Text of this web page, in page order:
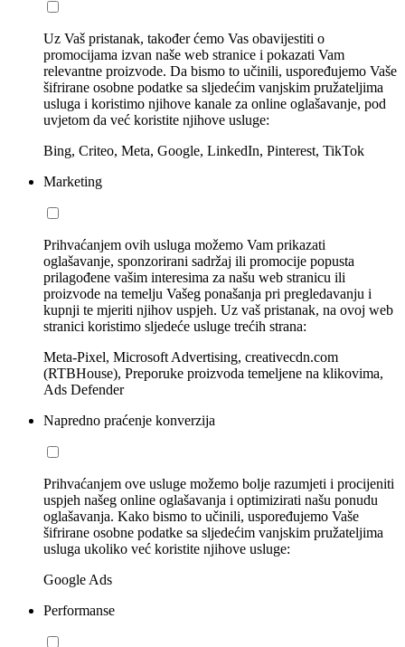
Uz Vaš pristanak, također ćemo Vas obavijestiti o
promocijama izvan naše web stranice i pokazati Vam
relevantne proizvode. Da bismo to učinili, uspoređujemo Vaše
šifrirane osobne podatke sa sljedećim vanjskim pružateljima
usluga i koristimo njihove kanale za online oglašavanje, pod
uvjetom da već koristite njihove usluge:
Bing, Criteo, Meta, Google, LinkedIn, Pinterest, TikTok
Marketing
Prihvaćanjem ovih usluga možemo Vam prikazati
oglašavanje, sponzorirani sadržaj ili promocije popusta
prilagođene vašim interesima za našu web stranicu ili
proizvode na temelju Vašeg ponašanja pri pregledavanju i
kupnji te mjeriti njihov uspjeh. Uz vaš pristanak, na ovoj web
stranici koristimo sljedeće usluge trećih strana:
Meta-Pixel, Microsoft Advertising, creativecdn.com
(RTBHouse), Preporuke proizvoda temeljene na klikovima,
Ads Defender
Napredno praćenje konverzija
Prihvaćanjem ove usluge možemo bolje razumjeti i procijeniti
uspjeh našeg online oglašavanja i optimizirati našu ponudu
oglašavanja. Kako bismo to učinili, uspoređujemo Vaše
šifrirane osobne podatke sa sljedećim vanjskim pružateljima
usluga ukoliko već koristite njihove usluge:
Google Ads
Performanse